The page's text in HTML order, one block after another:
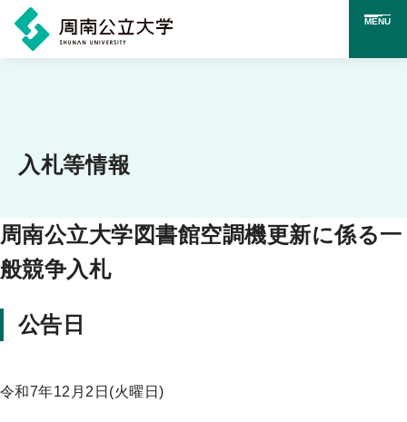
ン
ツ
ッ
MENU
入札等情報
周南公立大学図書館空調機更新に係る一
般競争入札
公告日
令和7年12月2日(火曜日)